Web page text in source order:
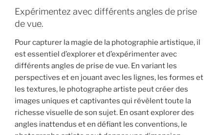
Expérimentez avec différents angles de prise
de vue.
Pour capturer la magie de la photographie artistique, il
est essentiel d’explorer et d’expérimenter avec
différents angles de prise de vue. En variant les
perspectives et en jouant avec les lignes, les formes et
les textures, le photographe artiste peut créer des
images uniques et captivantes qui révèlent toute la
richesse visuelle de son sujet. En osant explorer des
angles inattendus et en défiant les conventions, le